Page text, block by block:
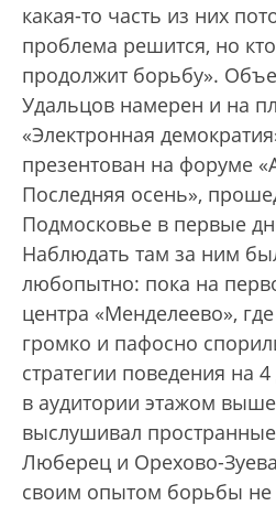
какая-то часть из них
проблема решится, но
продолжит борьбу».
Удальцов намерен и на
«Электронная
презентован на форуме
Последняя осень»,
Подмосковье в первые
Наблюдать там за ним
любопытно: пока на
центра «Менделеево»,
громко и пафосно
стратегии поведения на
в аудитории этажом
выслушивал
Люберец и Орехово-
своим опытом борьбы не